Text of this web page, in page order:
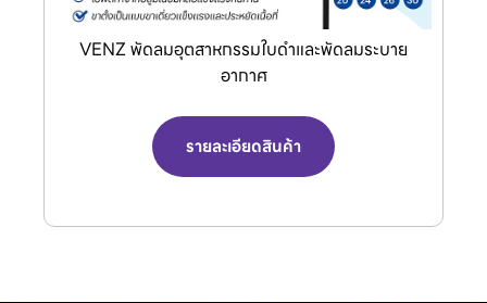
VENZ พัดลมอุตสาหกรรมใบดำและพัดลมระบาย
อากาศ
รายละเอียดสินค้า